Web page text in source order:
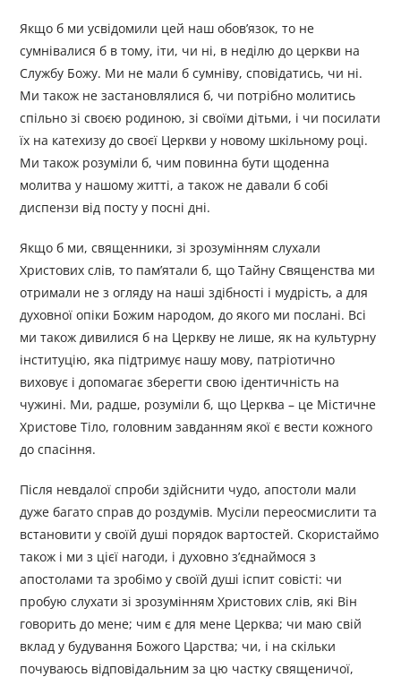
Якщо б ми усвідомили цей наш обов’язок, то не
сумнівалися б в тому, іти, чи ні, в неділю до церкви на
Службу Божу. Ми не мали б сумніву, сповідатись, чи ні.
Ми також не застановлялися б, чи потрібно молитись
спільно зі своєю родиною, зі своїми дітьми, і чи посилати
їх на катехизу до своєї Церкви у новому шкільному році.
Ми також розуміли б, чим повинна бути щоденна
молитва у нашому житті, а також не давали б собі
диспензи від посту у посні дні.
Якщо б ми, священники, зі зрозумінням слухали
Христових слів, то пам’ятали б, що Тайну Священства ми
отримали не з огляду на наші здібності і мудрість, а для
духовної опіки Божим народом, до якого ми послані. Всі
ми також дивилися б на Церкву не лише, як на культурну
інституцію, яка підтримує нашу мову, патріотично
виховує і допомагає зберегти свою ідентичність на
чужині. Ми, радше, розуміли б, що Церква – це Містичне
Христове Тіло, головним завданням якої є вести кожного
до спасіння.
Після невдалої спроби здійснити чудо, апостоли мали
дуже багато справ до роздумів. Мусіли переосмислити та
встановити у своїй душі порядок вартостей. Скористаймо
також і ми з цієї нагоди, і духовно з’єднаймося з
апостолами та зробімо у своїй душі іспит совісті: чи
пробую слухати зі зрозумінням Христових слів, які Він
говорить до мене; чим є для мене Церква; чи маю свій
вклад у будування Божого Царства; чи, і на скільки
почуваюсь відповідальним за цю частку священичої,